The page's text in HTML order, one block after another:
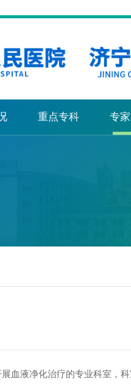
重点专科 专
血液净化治疗的专业科室，